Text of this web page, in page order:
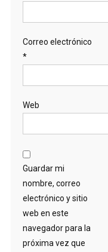
Correo electrónico
*
Web
Guardar mi
nombre, correo
electrónico y sitio
web en este
navegador para la
próxima vez que